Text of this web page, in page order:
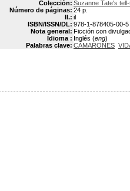
Colección: Suzanne Tate's
Número de páginas: 24 p.
Il.: il
ISBN/ISSN/DL: 978-1-878405-00-5
Nota general: Ficción con
Idioma : Inglés (eng)
Palabras clave: CAMARONES